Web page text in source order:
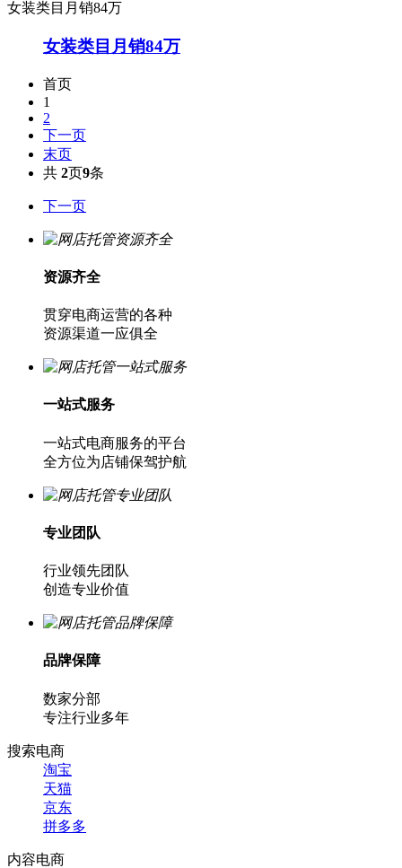
女装类目月销84万
女装类目月销84万
首页
1
2
下一页
末页
共 2页9条
下一页
资源齐全
贯穿电商运营的各种
资源渠道一应俱全
一站式服务
一站式电商服务的平台
全方位为店铺保驾护航
专业团队
行业领先团队
创造专业价值
品牌保障
数家分部
专注行业多年
搜索电商
淘宝
天猫
京东
拼多多
内容电商